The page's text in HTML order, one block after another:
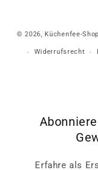
© 2026, Küchenfee-Shop
Widerrufsrecht
Erfahre als